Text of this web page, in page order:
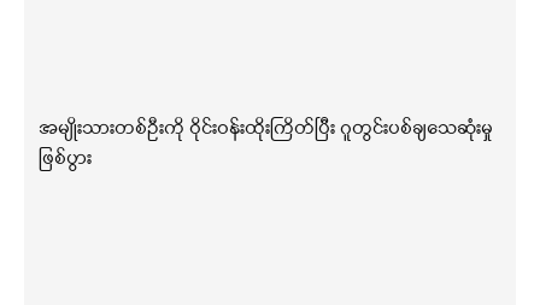
အမျိုးသားတစ်ဦးကို ဝိုင်းဝန်းထိုးကြိတ်ပြီး ဂူတွင်းပစ်ချသေဆုံးမှု
ဖြစ်ပွား